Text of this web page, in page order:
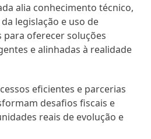
alia conhecimento técnico,
legislação e uso de
oferecer soluções
e alinhadas à realidade
eficientes e parcerias
desafios fiscais e
reais de evolução e